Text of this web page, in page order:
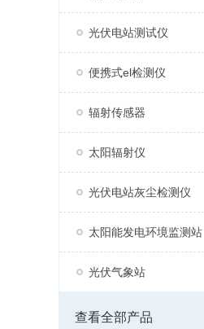
光伏电站测试仪
便携式el检测仪
辐射传感器
太阳辐射仪
光伏电站灰尘检测仪
太阳能发电环境监测站
光伏气象站
查看全部产品